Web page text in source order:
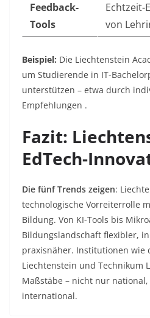
Feedback-
Tools
Echtzeit-
von
Beispiel: Die Liechtenstein
um Studierende in IT-
unterstützen – etwa durch
Empfehlungen .
Fazit:
EdTech-
Die fünf Trends zeigen:
technologische Vorreiterrolle
Bildung. Von KI-Tools bis
Bildungslandschaft flexibler,
praxisnäher. Institutionen wie
Liechtenstein und Technikum
Maßstäbe – nicht nur
international.